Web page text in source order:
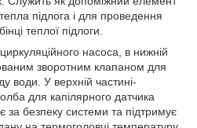
підлога і для проведення
теплої підлоги.
насоса, в нижній
зворотним клапаном для
води. У верхній частині-
для капілярного датчика
за безпеку системи та підтримує